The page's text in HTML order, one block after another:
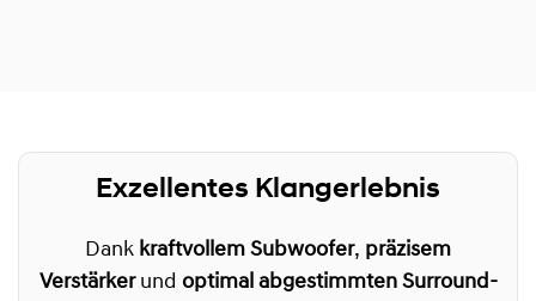
Exzellentes Klangerlebnis
Dank kraftvollem Subwoofer, präzisem
Verstärkerund optimal abgestimmten Surround-